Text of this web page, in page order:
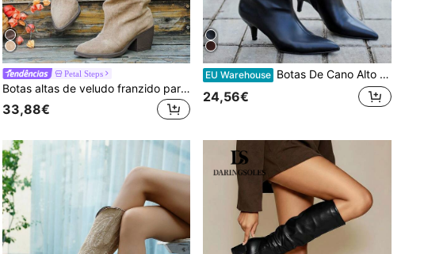
Petal Steps
Botas altas de veludo franzido para mulher, outono/inverno, vintage, biqueira pontiaguda, salto grosso alto, cano alto, cáqui, estilo punk fashion, botas Chelsea casuais de moda para exterior
33,88€
EU Warehouse Botas De Cano Alto Com Salto Baixo Em Marrom, Versáteis, Para O Outono/Inverno. Botas Femininas Com Salto Baixo.
24,56€